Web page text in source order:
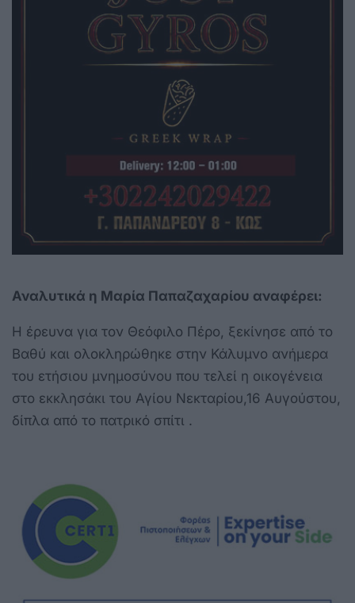
Αναλυτικά η Μαρία Παπαζαχαρίου αναφέρει:
Η έρευνα για τον Θεόφιλο Πέρο, ξεκίνησε από το
Βαθύ και ολοκληρώθηκε στην Κάλυμνο ανήμερα
του ετήσιου μνημοσύνου που τελεί η οικογένεια
στο εκκλησάκι του Αγίου Νεκταρίου,16 Αυγούστου,
δίπλα από το πατρικό σπίτι .